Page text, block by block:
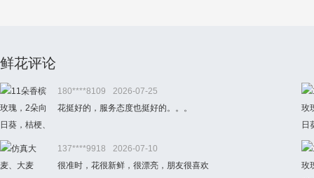
鲜花评论
180****8109
2026-07-25
花挺好的，服务态度也挺好的。。。
137****9918
2026-07-10
很准时，花很新鲜，很漂亮，朋友很喜欢